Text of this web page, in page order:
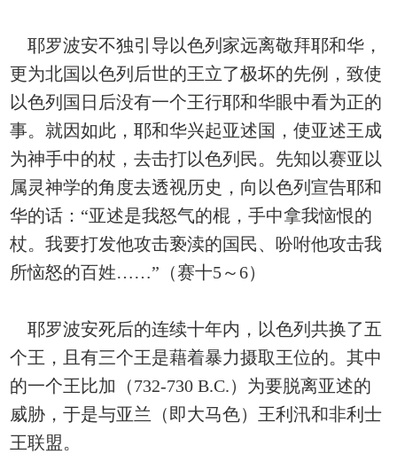
耶罗波安不独引导以色列家远离敬拜耶和华，
更为北国以色列后世的王立了极坏的先例，致使
以色列国日后没有一个王行耶和华眼中看为正的
事。就因如此，耶和华兴起亚述国，使亚述王成
为神手中的杖，去击打以色列民。先知以赛亚以
属灵神学的角度去透视历史，向以色列宣告耶和
华的话：“亚述是我怒气的棍，手中拿我恼恨的
杖。我要打发他攻击亵渎的国民、吩咐他攻击我
所恼怒的百姓……”（赛十5～6）
耶罗波安死后的连续十年内，以色列共换了五
个王，且有三个王是藉着暴力摄取王位的。其中
的一个王比加（732-730 B.C.）为要脱离亚述的
威胁，于是与亚兰（即大马色）王利汛和非利士
王联盟。